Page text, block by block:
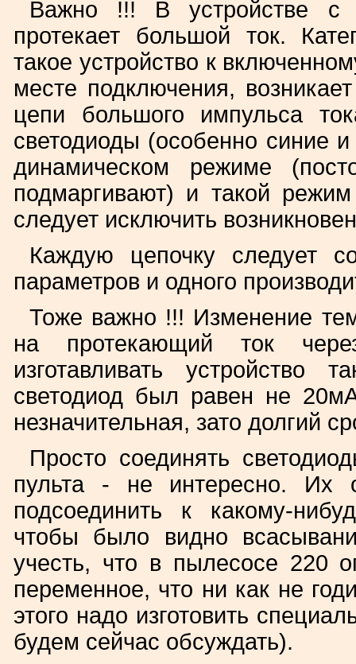
Важно !!! В устройстве с
протекает большой ток.
такое устройство к
месте подключения,
цепи большого импульса
светодиоды (особенно синие
динамическом режиме
подмаргивают) и такой
следует исключить
Каждую цепочку следует
параметров и одного
Тоже важно !!! Изменение
на протекающий ток
изготавливать
светодиод был равен не
незначительная, зато долгий
Просто соединять
пульта - не интересно. Их
подсоединить к какому-
чтобы было видно
учесть, что в пылесосе 220
переменное, что ни как не
этого надо изготовить
будем сейчас обсуждать).